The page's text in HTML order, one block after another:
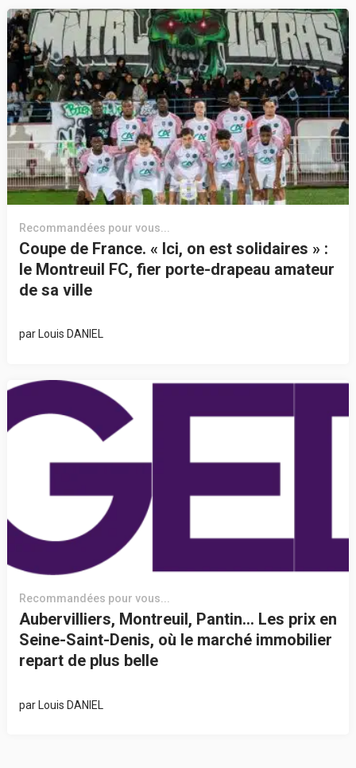
Recommandées pour vous...
Coupe de France. « Ici, on est solidaires » :
le Montreuil FC, fier porte-drapeau amateur
de sa ville
par Louis DANIEL
Recommandées pour vous...
Aubervilliers, Montreuil, Pantin… Les prix en
Seine-Saint-Denis, où le marché immobilier
repart de plus belle
par Louis DANIEL